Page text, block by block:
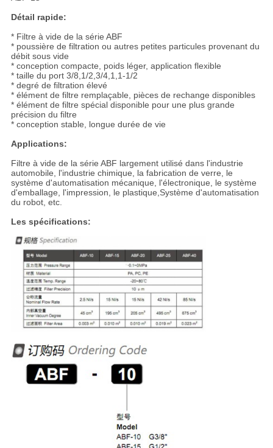
Détail rapide:
* Filtre à vide de la série ABF
* poussière de filtration ou autres petites particules provenant du
débit sous vide
* conception compacte, poids léger, application flexible
* taille du port 3/8,1/2,3/4,1,1-1/2
* degré de filtration élevé
* élément de filtre remplaçable, pièces de rechange disponibles
* élément de filtre spécial disponible pour une plus grande
précision du filtre
* conception stable, longue durée de vie
Applications:
Filtre à vide de la série ABF largement utilisé dans l'industrie
automobile, l'industrie chimique, la fabrication de verre, le
système d'automatisation mécanique, l'électronique, le système
d'emballage, l'impression, le plastique,Système d'automatisation
du robot, etc.
Les spécifications: